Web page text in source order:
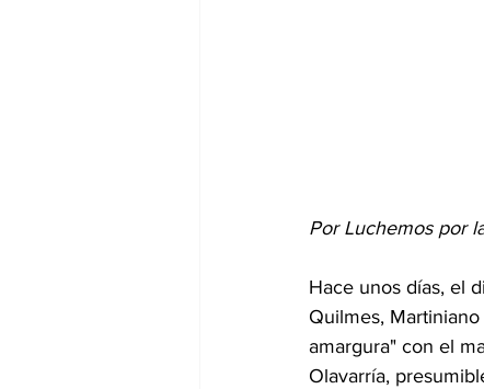
Por Luchemos por
Hace unos días, el
Quilmes,
amargura" con el
Olavarría,